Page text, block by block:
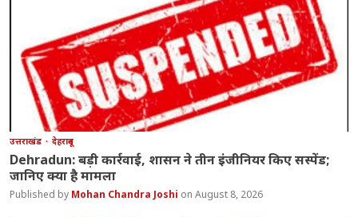
उत्तराखंड देहरादून
Dehradun: बड़ी कार्रवाई, शासन ने तीन इंजीनियर किए सस्पेंड;
जानिए क्या है मामला
Mohan Chandra Joshi August 8, 2026